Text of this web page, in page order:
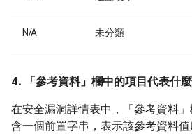
N/A 未分類
4. 「參考資料」 欄中的項目代表什
在安全漏洞詳情表中，「參考資料」
含一個前置字串，表示該參考資料值